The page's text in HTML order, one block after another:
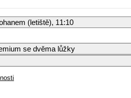
ÚT ST ČT PÁ
(letiště), 11:10
se dvěma lůžky